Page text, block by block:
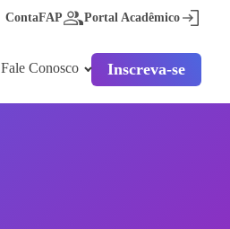
ContaFAP Portal Acadêmico
Fale Conosco Inscreva-se